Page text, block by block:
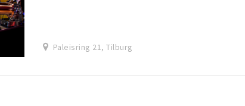
Paleisring 21, Tilburg